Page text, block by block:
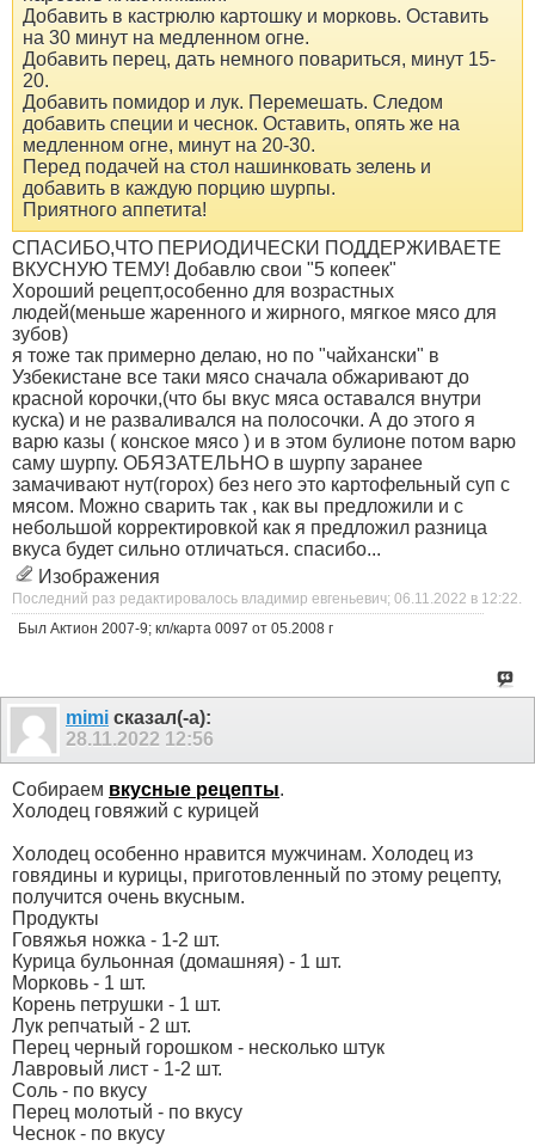
Добавить в кастрюлю картошку и морковь. Оставить
на 30 минут на медленном огне.
Добавить перец, дать немного повариться, минут 15-
20.
Добавить помидор и лук. Перемешать. Следом
добавить специи и чеснок. Оставить, опять же на
медленном огне, минут на 20-30.
Перед подачей на стол нашинковать зелень и
добавить в каждую порцию шурпы.
Приятного аппетита!
СПАСИБО,ЧТО ПЕРИОДИЧЕСКИ ПОДДЕРЖИВАЕТЕ
ВКУСНУЮ ТЕМУ! Добавлю свои "5 копеек"
Хороший рецепт,особенно для возрастных
людей(меньше жаренного и жирного, мягкое мясо для
зубов)
я тоже так примерно делаю, но по "чайхански" в
Узбекистане все таки мясо сначала обжаривают до
красной корочки,(что бы вкус мяса оставался внутри
куска) и не разваливался на полосочки. А до этого я
варю казы ( конское мясо ) и в этом булионе потом варю
саму шурпу. ОБЯЗАТЕЛЬНО в шурпу заранее
замачивают нут(горох) без него это картофельный суп с
мясом. Можно сварить так , как вы предложили и с
небольшой корректировкой как я предложил разница
вкуса будет сильно отличаться. спасибо...
Изображения
Последний раз редактировалось владимир евгеньевич; 06.11.2022 в 12:22.
Был Актион 2007-9; кл/карта 0097 от 05.2008 г
mimi сказал(-а):
28.11.2022 12:56
Собираем вкусные рецепты.
Холодец говяжий с курицей
Холодец особенно нравится мужчинам. Холодец из
говядины и курицы, приготовленный по этому рецепту,
получится очень вкусным.
Продукты
Говяжья ножка - 1-2 шт.
Курица бульонная (домашняя) - 1 шт.
Морковь - 1 шт.
Корень петрушки - 1 шт.
Лук репчатый - 2 шт.
Перец черный горошком - несколько штук
Лавровый лист - 1-2 шт.
Соль - по вкусу
Перец молотый - по вкусу
Чеснок - по вкусу